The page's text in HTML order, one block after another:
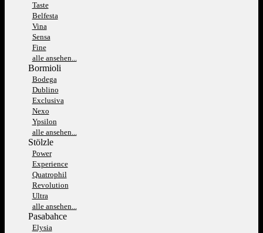
Taste
Belfesta
Vina
Sensa
Fine
alle ansehen...
Bormioli
Bodega
Dublino
Exclusiva
Nexo
Ypsilon
alle ansehen...
Stölzle
Power
Experience
Quatrophil
Revolution
Ultra
alle ansehen...
Pasabahce
Elysia